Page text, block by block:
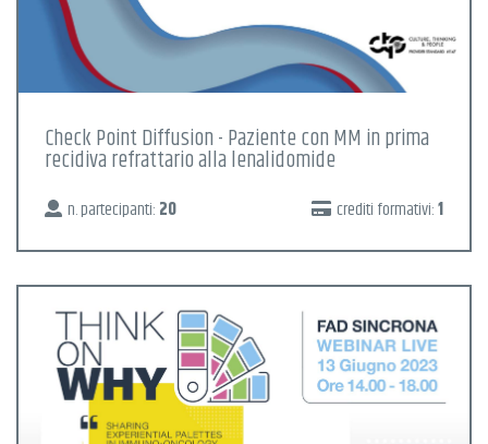
Check Point Diffusion - Paziente con MM in prima
recidiva refrattario alla lenalidomide
n. partecipanti: 20 crediti formativi:1